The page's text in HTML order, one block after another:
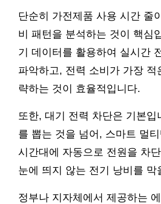
단순히 가전제품 사용 시간 줄
비 패턴을 분석하는 것이 핵심
기 데이터를 활용하여 실시간
파악하고, 전력 소비가 가장 적
략하는 것이 효율적입니다.
또한, 대기 전력 차단은 기본입
를 뽑는 것을 넘어, 스마트 멀
시간대에 자동으로 전원을 차
눈에 띄지 않는 전기 낭비를 막
정부나 지자체에서 제공하는